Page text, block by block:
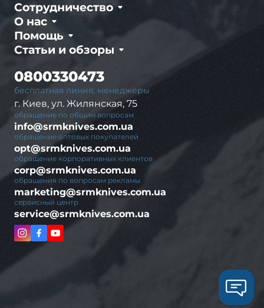
О нас
Сотрудничество
Статьи и обзоры
Помощь
бесплатная линия, менеджеры
0800330473
г. Киев, ул. Жилянская, 75
обращение по общим вопросам
info@srmknives.com.ua
обращение оптовых покупателей
opt@srmknives.com.ua
обращение корпоративных клиентов
corp@srmknives.com.ua
обращения по вопросам рекламы
marketing@srmknives.com.ua
сервисный центр
service@srmknives.com.ua